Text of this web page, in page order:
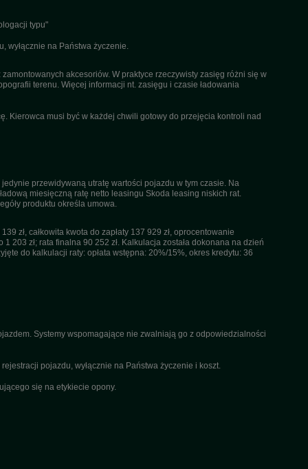
typu"
wyłącznie na Państwa życzenie.
akcesoriów. W praktyce rzeczywisty zasięg różni się w
terenu. Więcej informacji nt. zasięgu i czasie ładowania
Kierowca musi być w każdej chwili gotowy do przejęcia kontroli nad
przewidywaną utratę wartości pojazdu w tym czasie. Na
miesięczną ratę netto leasingu Skoda leasing niskich rat.
produktu określa umowa.
zł, całkowita kwota do zapłaty 137 929 zł, oprocentowanie
203 zł; rata finalna 90 252 zł. Kalkulacja została dokonana na dzień
do kalkulacji raty: opłata wstępna: 20%/15%, okres kredytu: 36
Systemy wspomagające nie zwalniają go z odpowiedzialności
pojazdu, wyłącznie na Państwa życzenie i koszt.
się na etykiecie opony.